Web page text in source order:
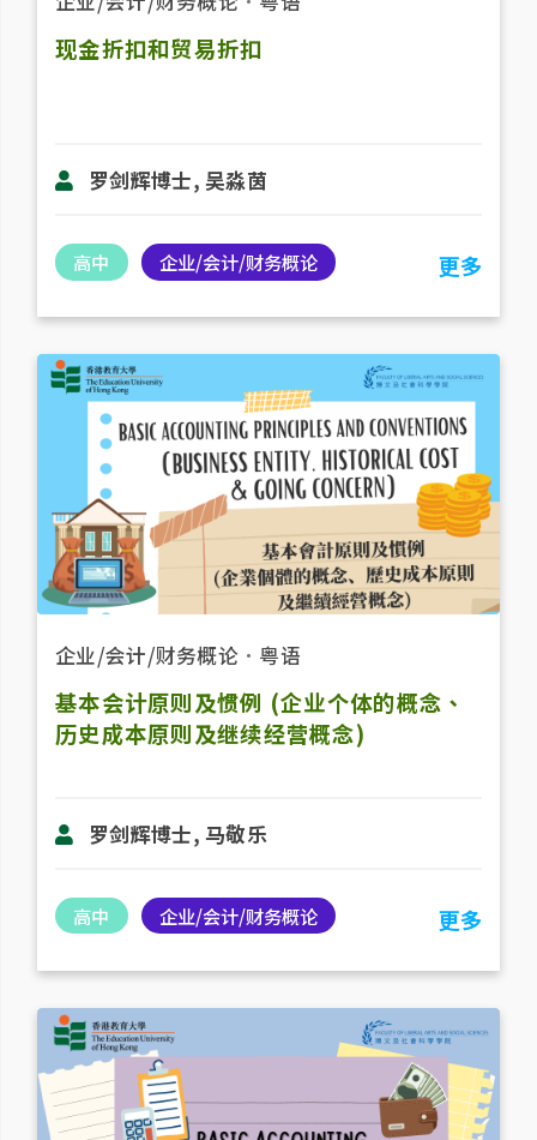
现金折扣和贸易折扣
罗剑辉博士, 吴淼茵
高中 企业/会计/财务概论 更多
企业/会计/财务概论 ． 粤语
基本会计原则及惯例 (企业个体的概念、
历史成本原则及继续经营概念)
罗剑辉博士, 马敬乐
高中 企业/会计/财务概论 更多